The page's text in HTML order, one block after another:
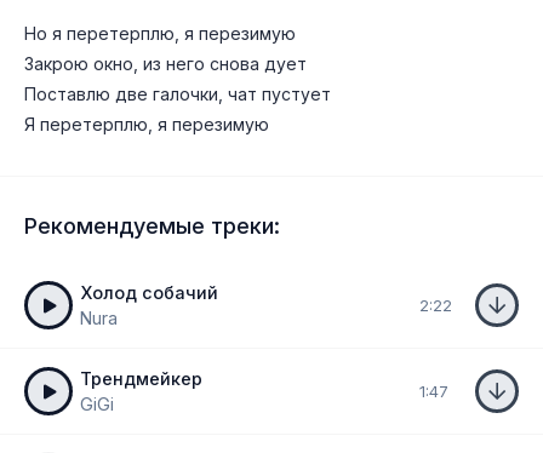
Но я перетерплю, я перезимую
Закрою окно, из него снова дует
Поставлю две галочки, чат пустует
Я перетерплю, я перезимую
Рекомендуемые треки:
Холод собачий
Nura
2:22
Трендмейкер
GiGi
1:47